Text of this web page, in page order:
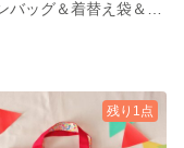
残り1点